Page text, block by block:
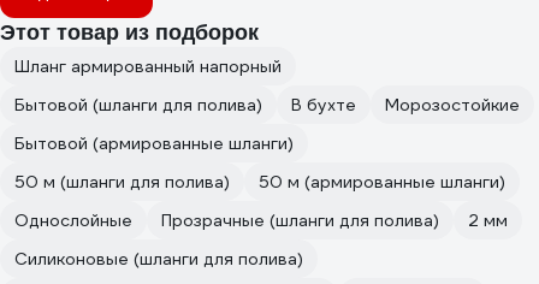
Этот товар из подборок
Шланг армированный напорный
Бытовой (шланги для полива)
В бухте
Морозостойкие
Бытовой (армированные шланги)
50 м (шланги для полива)
50 м (армированные шланги)
Однослойные
Прозрачные (шланги для полива)
2 мм
Силиконовые (шланги для полива)